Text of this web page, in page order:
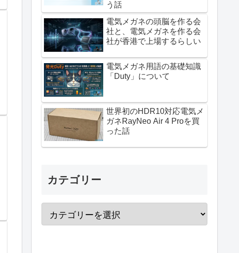
う話
電気メガネの頭脳を作る会
社と、電気メガネを作る会
社が香港で上場するらしい
電気メガネ用語の基礎知識
「Duty」について
世界初のHDR10対応電気メ
ガネRayNeo Air 4 Proを買
った話
カテゴリー